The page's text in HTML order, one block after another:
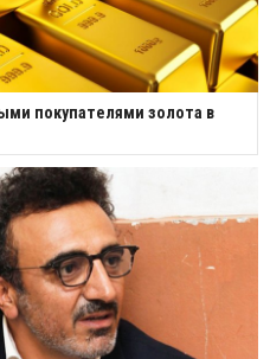
покупателями золота в